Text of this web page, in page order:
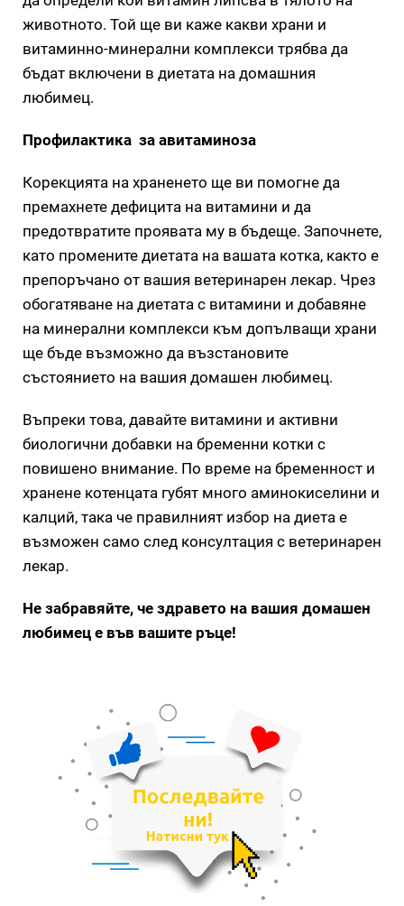
животното. Той ще ви каже какви храни и
витаминно-минерални комплекси трябва да
бъдат включени в диетата на домашния
любимец.
Профилактика за авитаминоза
Корекцията на храненето ще ви помогне да
премахнете дефицита на витамини и да
предотвратите проявата му в бъдеще. Започнете,
като промените диетата на вашата котка, както е
препоръчано от вашия ветеринарен лекар. Чрез
обогатяване на диетата с витамини и добавяне
на минерални комплекси към допълващи храни
ще бъде възможно да възстановите
състоянието на вашия домашен любимец.
Въпреки това, давайте витамини и активни
биологични добавки на бременни котки с
повишено внимание. По време на бременност и
хранене котенцата губят много аминокиселини и
калций, така че правилният избор на диета е
възможен само след консултация с ветеринарен
лекар.
Не забравяйте, че здравето на вашия домашен
любимец е във вашите ръце!